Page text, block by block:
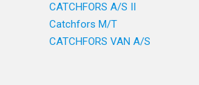
CATCHFORS A/S II
Catchfors M/T
CATCHFORS VAN A/S